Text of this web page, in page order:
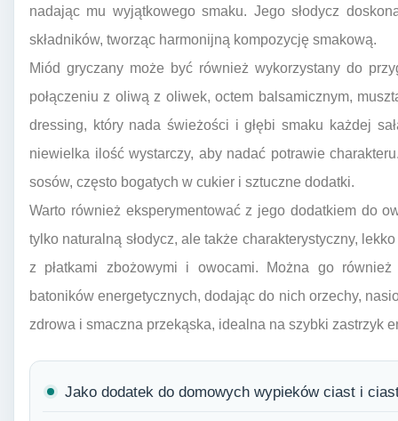
nadając mu wyjątkowego smaku. Jego słodycz
składników, tworząc harmonijną kompozycję smakową.
Miód gryczany może być również wykorzystany do
połączeniu z oliwą z oliwek, octem balsamicznym,
dressing, który nada świeżości i głębi smaku każdej
niewielka ilość wystarczy, aby nadać potrawie
sosów, często bogatych w cukier i sztuczne dodatki.
Warto również eksperymentować z jego dodatkiem do
tylko naturalną słodycz, ale także charakterystyczny,
z płatkami zbożowymi i owocami. Można go
batoników energetycznych, dodając do nich orzechy,
zdrowa i smaczna przekąska, idealna na szybki zastrzyk
Jako dodatek do domowych wypieków ciast i